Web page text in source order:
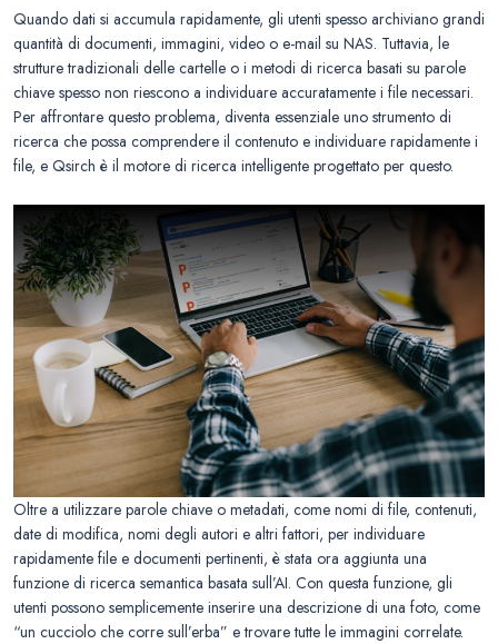
Quando dati si accumula rapidamente, gli utenti spesso archiviano grandi
quantità di documenti, immagini, video o e-mail su NAS. Tuttavia, le
strutture tradizionali delle cartelle o i metodi di ricerca basati su parole
chiave spesso non riescono a individuare accuratamente i file necessari.
Per affrontare questo problema, diventa essenziale uno strumento di
ricerca che possa comprendere il contenuto e individuare rapidamente i
file, e Qsirch è il motore di ricerca intelligente progettato per questo.
Oltre a utilizzare parole chiave o metadati, come nomi di file, contenuti,
date di modifica, nomi degli autori e altri fattori, per individuare
rapidamente file e documenti pertinenti, è stata ora aggiunta una
funzione di ricerca semantica basata sull’AI. Con questa funzione, gli
utenti possono semplicemente inserire una descrizione di una foto, come
“un cucciolo che corre sull’erba” e trovare tutte le immagini correlate.